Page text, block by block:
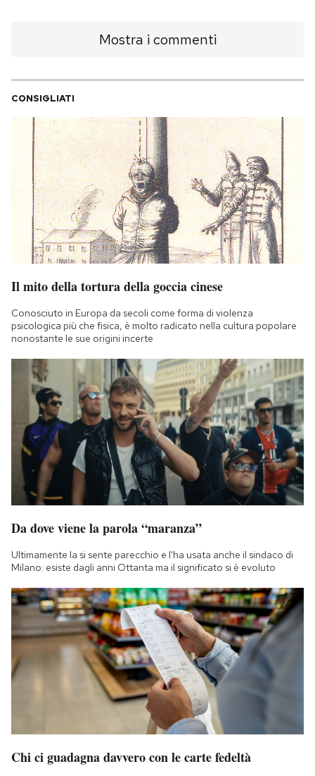
Mostra i commenti
CONSIGLIATI
Il mito della tortura della goccia cinese
Conosciuto in Europa da secoli come forma di violenza
psicologica più che fisica, è molto radicato nella cultura popolare
nonostante le sue origini incerte
Da dove viene la parola “maranza”
Ultimamente la si sente parecchio e l'ha usata anche il sindaco di
Milano: esiste dagli anni Ottanta ma il significato si è evoluto
Chi ci guadagna davvero con le carte fedeltà